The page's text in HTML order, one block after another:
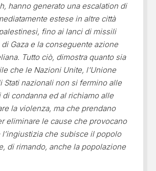
hanno generato una escalation di
estese in altre città
fino ai lanci di missili
di Gaza e la conseguente azione
Tutto ciò, dimostra quanto sia
che le Nazioni Unite, l'Unione
Stati nazionali non si fermino alle
condanna ed al richiamo alle
la violenza, ma che prendano
eliminare le cause che provocano
che subisce il popolo
di rimando, anche la popolazione